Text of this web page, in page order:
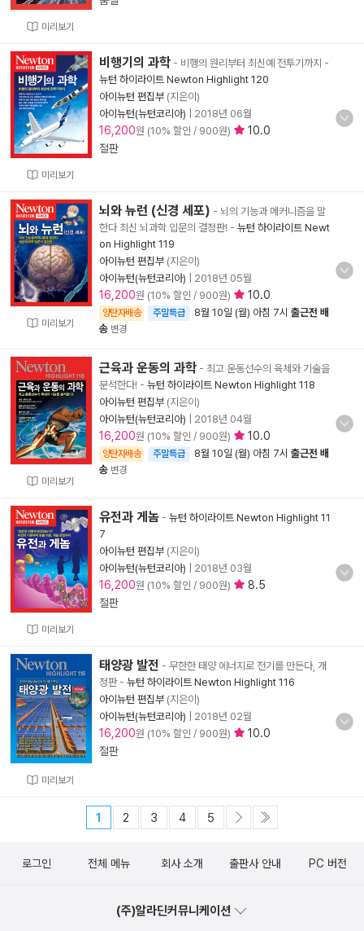
미리보기
미리보기
비행기의 과학 - 비행의 원리부터 최신예 전투기까지 -
뉴턴 하이라이트 Newton Highlight 120
아이뉴턴 편집부 (지은이)
아이뉴턴(뉴턴코리아)
2018년 06월
16,200원 (10% 할인 / 900원)
10.0
절판
미리보기
뇌와 뉴런 (신경 세포) - 뇌의 기능과 메커니즘을 말
한다 최신 뇌과학 입문의 결정판! - 뉴턴 하이라이트 Newt
on Highlight 119
아이뉴턴 편집부 (지은이)
아이뉴턴(뉴턴코리아)
2018년 05월
16,200원 (10% 할인 / 900원) 10.0
양탄자배송 주말특급 8월 10일 (월) 아침 7시 출근전 배
송 변경
미리보기
근육과 운동의 과학 - 최고 운동선수의 육체와 기술을
분석한다! - 뉴턴 하이라이트 Newton Highlight 118
아이뉴턴 편집부 (지은이)
아이뉴턴(뉴턴코리아)
2018년 04월
16,200원 (10% 할인 / 900원) 10.0
양탄자배송 주말특급 8월 10일 (월) 아침 7시 출근전 배
송 변경
미리보기
유전과 게놈 - 뉴턴 하이라이트 Newton Highlight 11
7
아이뉴턴 편집부 (지은이)
아이뉴턴(뉴턴코리아)
2018년 03월
16,200원 (10% 할인 / 900원)
8.5
절판
미리보기
태양광 발전 - 무한한 태양 에너지로 전기를 만든다, 개
정판- 뉴턴 하이라이트 Newton Highlight 116
아이뉴턴 편집부 (지은이)
아이뉴턴(뉴턴코리아)
2018년 02월
16,200원 (10% 할인 / 900원)
10.0
절판
1 2 3 4 5
로그인 전체 메뉴 회사 소개 출판사 안내 PC 버전
(주)알라딘커뮤니케이션